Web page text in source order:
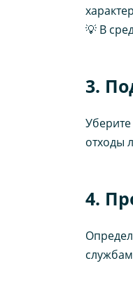
💡 В
3.
отходы
4.